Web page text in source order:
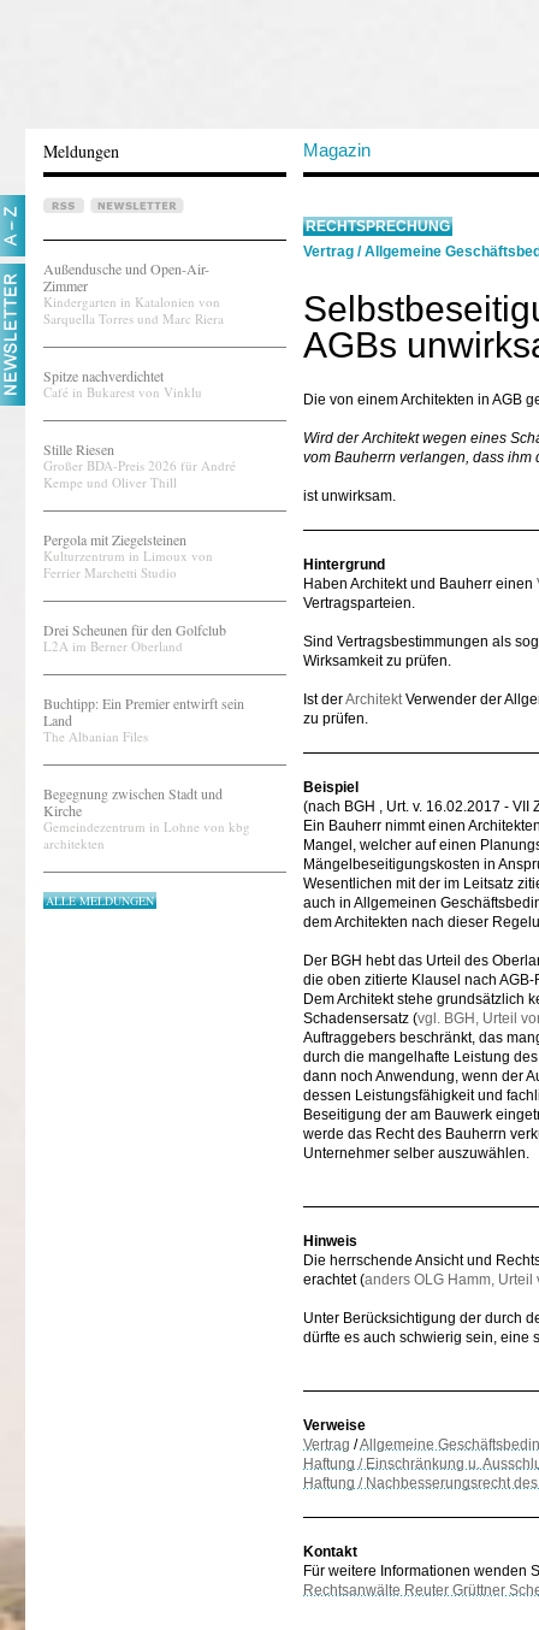
Meldungen Magazin
Außendusche und Open-Air-
Zimmer
Kindergarten in Katalonien von
Sarquella Torres und Marc Riera
Spitze nachverdichtet
Café in Bukarest von Vinklu
Stille Riesen
Großer BDA-Preis 2026 für André
Kempe und Oliver Thill
Pergola mit Ziegelsteinen
Kulturzentrum in Limoux von
Ferrier Marchetti Studio
Drei Scheunen für den Golfclub
L2A im Berner Oberland
Buchtipp: Ein Premier entwirft sein
Land
The Albanian Files
Begegnung zwischen Stadt und
Kirche
Gemeindezentrum in Lohne von kbg
architekten
ALLE MELDUNGEN
RECHTSPRECHUNG
Vertrag /Allgemeine
AGBs
Die von einem Architekten in AGB
Wird der Architekt wegen eines
vom Bauherrn verlangen, dass
ist unwirksam.
Hintergrund
Haben Architekt und Bauherr einen
Vertragsparteien.
Sind Vertragsbestimmungen als
Wirksamkeit zu prüfen.
Ist derArchitektVerwender der
zu prüfen.
Beispiel
(nach BGH , Urt. v. 16.02.2017 - VII
Ein Bauherr nimmt einen
Mangel, welcher auf einen
Mängelbeseitigungskosten in
Wesentlichen mit der im Leitsatz
auch in Allgemeinen
dem Architekten nach dieser
Der BGH hebt das Urteil des
die oben zitierte Klausel nach
Dem Architekt stehe grundsätzlich
Schadensersatz (vgl. BGH, Urteil
Auftraggebers beschränkt, das
durch die mangelhafte Leistung
dann noch Anwendung, wenn der
dessen Leistungsfähigkeit und
Beseitigung der am Bauwerk
werde das Recht des Bauherrn
Unternehmer selber auszuwählen.
Hinweis
Die herrschende Ansicht und
erachtet (anders OLG Hamm, Urteil
Unter Berücksichtigung der durch
dürfte es auch schwierig sein, eine
Verweise
Vertrag /Allgemeine
Haftung / Einschränkung u.
Haftung / Nachbesserungsrecht
Kontakt
Für weitere Informationen wenden
Rechtsanwälte Reuter Grüttner